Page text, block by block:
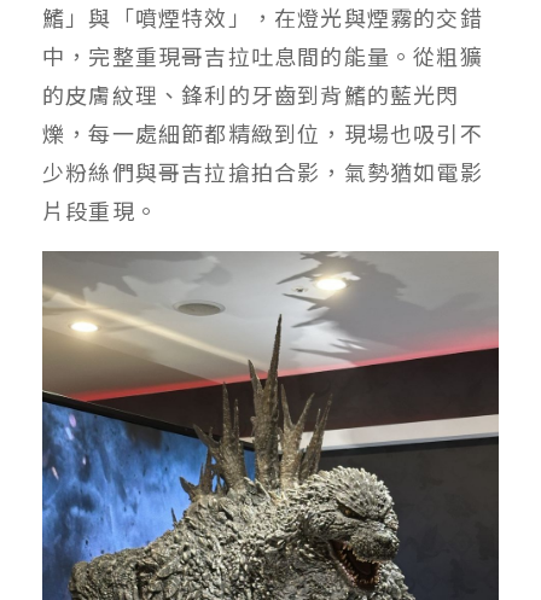
鰭」與「噴煙特效」，在燈光與煙霧的交錯
中，完整重現哥吉拉吐息間的能量。從粗獷
的皮膚紋理、鋒利的牙齒到背鰭的藍光閃
爍，每一處細節都精緻到位，現場也吸引不
少粉絲們與哥吉拉搶拍合影，氣勢猶如電影
片段重現。